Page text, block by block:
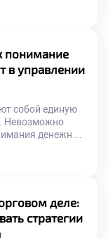
обмена и
условием
поставок
разных
понимание
в управлении
собой единую
Невозможно
денежных
является лишь
в точный
с
дисциплин […]
деле:
стратегии